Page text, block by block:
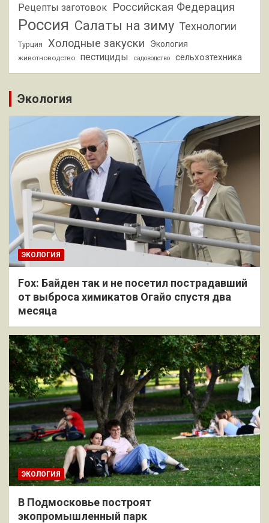
Рецепты заготовок Российская Федерация
Россия Салаты на зиму Технологии
Турция Холодные закуски Экология
животноводство пестициды садоводство сельхозтехника
Экология
ЭКОЛОГИЯ
Fox: Байден так и не посетил пострадавший
от выброса химикатов Огайо спустя два
месяца
ЭКОЛОГИЯ
В Подмосковье построят
экопромышленный парк